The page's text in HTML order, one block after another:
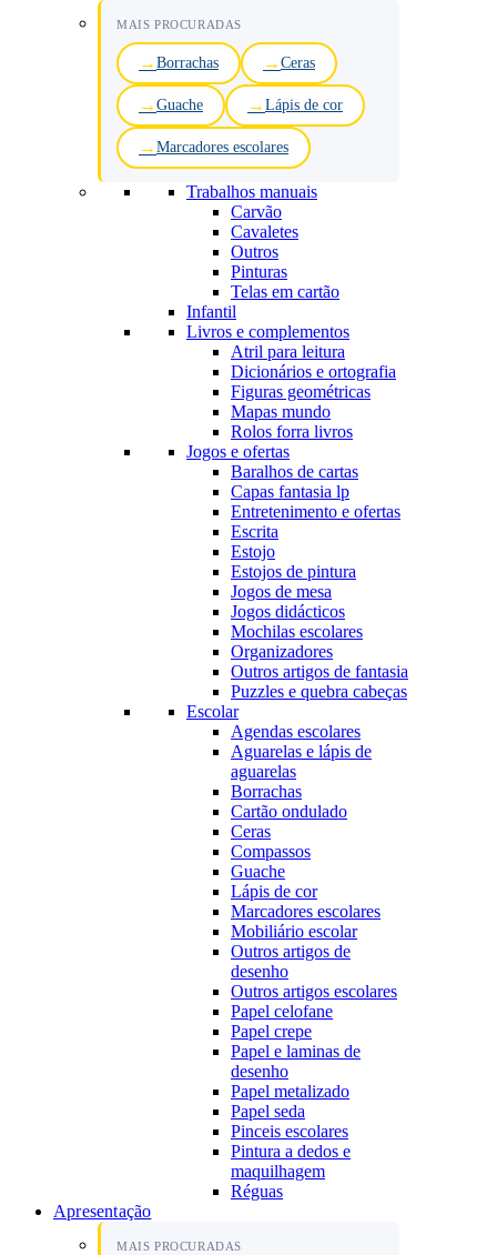
MAIS PROCURADAS
Borrachas Ceras
Guache Lápis de cor
Marcadores escolares
Trabalhos manuais
Carvão
Cavaletes
Outros
Pinturas
Telas em cartão
Infantil
Livros e complementos
Atril para leitura
Dicionários e ortografia
Figuras geométricas
Mapas mundo
Rolos forra livros
Jogos e ofertas
Baralhos de cartas
Capas fantasia lp
Entretenimento e ofertas
Escrita
Estojo
Estojos de pintura
Jogos de mesa
Jogos didácticos
Mochilas escolares
Organizadores
Outros artigos de fantasia
Puzzles e quebra cabeças
Escolar
Agendas escolares
Aguarelas e lápis de
aguarelas
Borrachas
Cartão ondulado
Ceras
Compassos
Guache
Lápis de cor
Marcadores escolares
Mobiliário escolar
Outros artigos de
desenho
Outros artigos escolares
Papel celofane
Papel crepe
Papel e laminas de
desenho
Papel metalizado
Papel seda
Pinceis escolares
Pintura a dedos e
maquilhagem
Réguas
Apresentação
MAIS PROCURADAS